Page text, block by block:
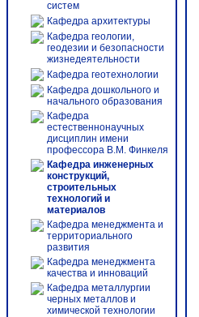
систем
Кафедра архитектуры
Кафедра геологии,
геодезии и безопасности
жизнедеятельности
Кафедра геотехнологии
Кафедра дошкольного и
начального образования
Кафедра
естественнонаучных
дисциплин имени
профессора В.М. Финкеля
Кафедра инженерных
конструкций,
строительных
технологий и
материалов
Кафедра менеджмента и
территориального
развития
Кафедра менеджмента
качества и инноваций
Кафедра металлургии
черных металлов и
химической технологии